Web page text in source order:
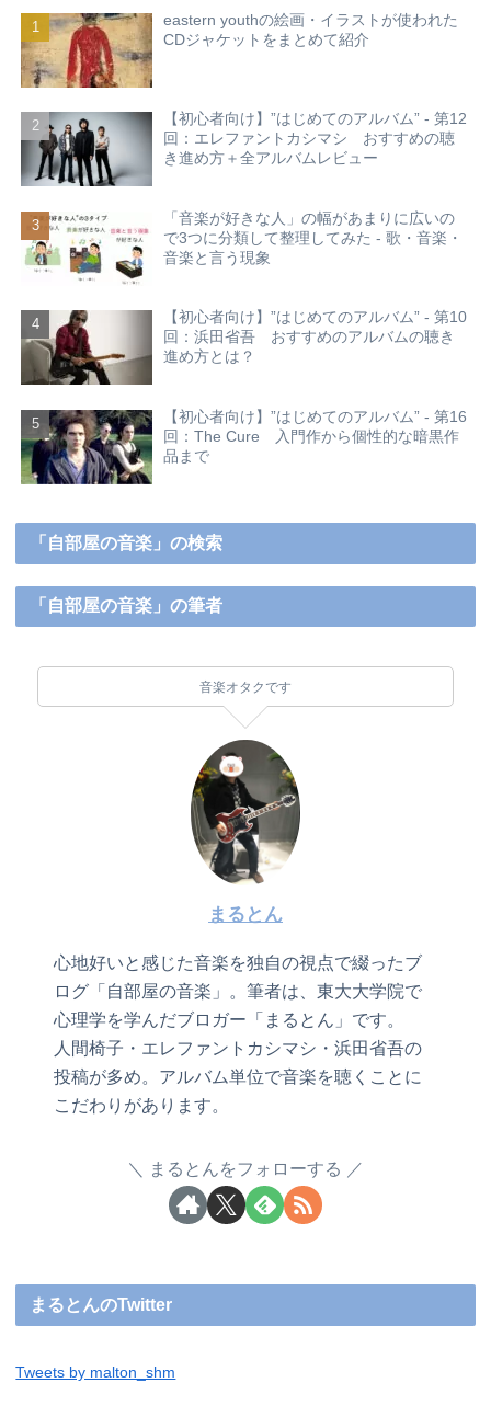
eastern youthの絵画・イラストが使われた
CDジャケットをまとめて紹介
【初心者向け】”はじめてのアルバム” - 第12
回：エレファントカシマシ おすすめの聴
き進め方＋全アルバムレビュー
「音楽が好きな人」の幅があまりに広いの
で3つに分類して整理してみた - 歌・音楽・
音楽と言う現象
【初心者向け】”はじめてのアルバム” - 第10
回：浜田省吾 おすすめのアルバムの聴き
進め方とは？
【初心者向け】”はじめてのアルバム” - 第16
回：The Cure 入門作から個性的な暗黒作
品まで
「自部屋の音楽」の検索
「自部屋の音楽」の筆者
音楽オタクです
まるとん
心地好いと感じた音楽を独自の視点で綴ったブ
ログ「自部屋の音楽」。筆者は、東大大学院で
心理学を学んだブロガー「まるとん」です。
人間椅子・エレファントカシマシ・浜田省吾の
投稿が多め。アルバム単位で音楽を聴くことに
こだわりがあります。
まるとんをフォローする
まるとんのTwitter
Tweets by malton_shm